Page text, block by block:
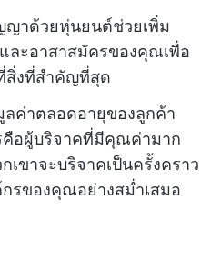
าด้วยหุ่นยนต์ช่วยเพิ่ม
ละอาสาสมัครของคุณเพื่อ
สิ่งที่สำคัญที่สุด
ลค่าตลอดอายุของลูกค้า
คือผู้บริจาคที่มีคุณค่ามาก
ขาจะบริจาคเป็นครั้งคราว
รของคุณอย่างสม่ำเสมอ